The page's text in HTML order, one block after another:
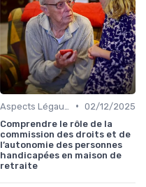
• 02/12/2025
Comprendre le rôle de la
commission des droits et de
l’autonomie des personnes
handicapées en maison de
retraite